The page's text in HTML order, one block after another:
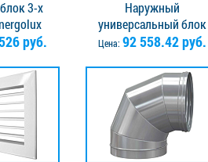
3-х
c
руб.
Наружный
универсальный блок
кондиционера Electrolux
Цена: 92 558.42 руб.